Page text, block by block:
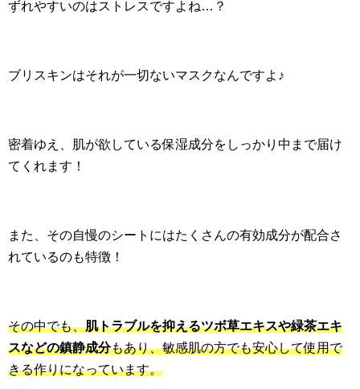
ずれやすいのはストレスですよね…？
ブリスキンはそれが一切ないマスクなんですよ♪
密着ゆえ、肌が欲している保湿成分をしっかり中まで届け
てくれます！
また、その自慢のシートにはたくさんの有効成分が配合さ
れているのも特徴！
その中でも、肌トラブルを抑えるツボ草エキスや緑茶エキ
スなどの鎮静成分もあり、敏感肌の方でも安心して使用で
きる作りになっています。